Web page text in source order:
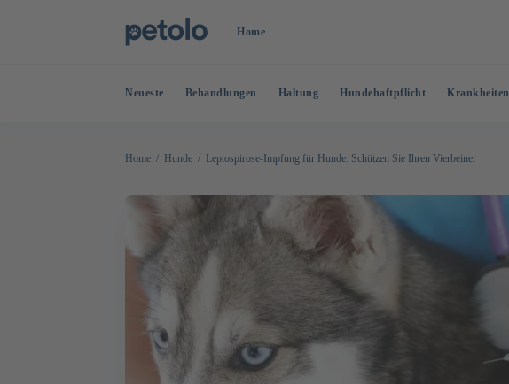
Home
Neueste Behandlungen Haltung Hundehaftpflicht Krankheiten
Home Hunde Leptospirose-Impfung für Hunde: Schützen Sie Ihren Vierbeiner